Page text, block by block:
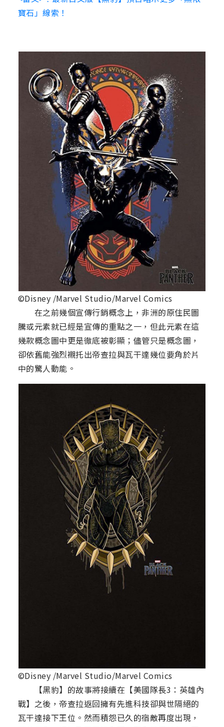
寶石」線索！
©Disney /Marvel Studio/Marvel Comics
在之前幾個宣傳行銷概念上，非洲的原住民圖
騰或元素就已經是宣傳的重點之一，但此元素在這
幾款概念圖中更是徹底被彰顯；儘管只是概念圖，
卻依舊能強烈襯托出帝查拉與瓦干達幾位要角於片
中的驚人動能。
©Disney /Marvel Studio/Marvel Comics
【黑豹】的故事將接續在【美國隊長3：英雄內
戰】之後，帝查拉返回擁有先進科技卻與世隔絕的
瓦干達接下王位。然而積怨已久的宿敵再度出現，